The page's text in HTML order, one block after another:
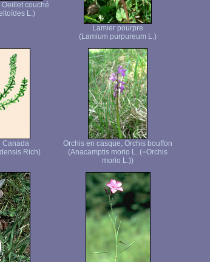
couché
L.)
Lamier pourpre
(Lamium purpureum L.)
Canada
Rich)
Orchis en casque, Orchis bouffon
(Anacamptis morio L. (=Orchis
morio L.))